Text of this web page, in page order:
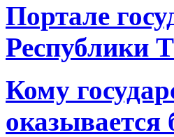
Портале
Республики
Кому
оказывается